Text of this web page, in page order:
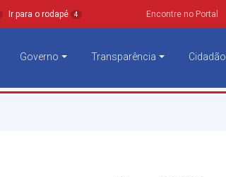
Ir para o rodapé 4 Encontre no Portal
Governo Transparência Cidadão